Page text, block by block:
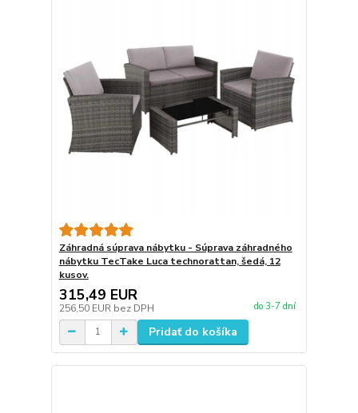
Záhradná súprava nábytku - Súprava záhradného
nábytku TecTake Luca technorattan, šedá, 12
kusov.
315,49 EUR
256,50 EUR bez DPH do 3-7 dní
Pridať do košíka